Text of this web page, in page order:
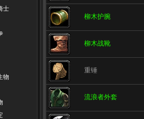
士
物
柳木护腕
柳木战靴
重锤
流浪者外套